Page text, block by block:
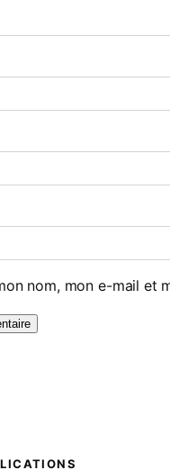
nom, mon e-mail et